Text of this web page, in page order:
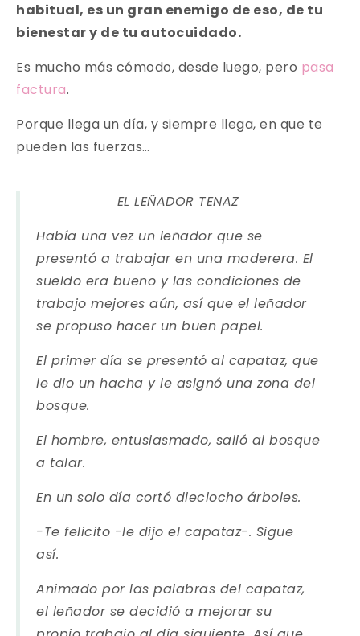
habitual, es un gran enemigo de eso, de tu
bienestar y de tu autocuidado.
Es mucho más cómodo, desde luego, pero pasa
factura.
Porque llega un día, y siempre llega, en que te
pueden las fuerzas…
EL LEÑADOR TENAZ
Había una vez un leñador que se
presentó a trabajar en una maderera. El
sueldo era bueno y las condiciones de
trabajo mejores aún, así que el leñador
se propuso hacer un buen papel.
El primer día se presentó al capataz, que
le dio un hacha y le asignó una zona del
bosque.
El hombre, entusiasmado, salió al bosque
a talar.
En un solo día cortó dieciocho árboles.
-Te felicito -le dijo el capataz-. Sigue
así.
Animado por las palabras del capataz,
el leñador se decidió a mejorar su